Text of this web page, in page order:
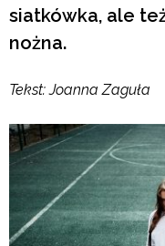
siatkówka, ale
nożna.
Tekst: Joanna Zaguła